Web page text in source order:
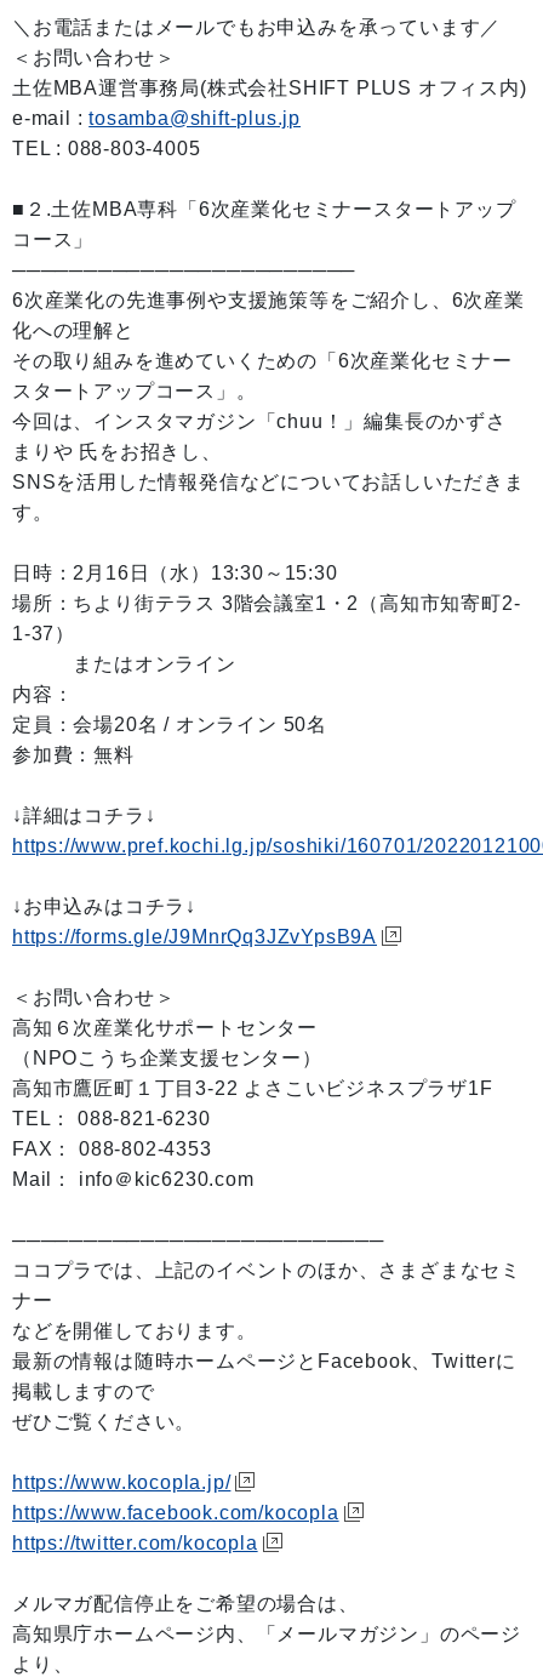
＼お電話またはメールでもお申込みを承っています／
＜お問い合わせ＞
土佐MBA運営事務局(株式会社SHIFT PLUS オフィス内)
e-mail :tosamba@shift-plus.jp
TEL : 088-803-4005
■２.土佐MBA専科「6次産業化セミナースタートアップ
コース」
────────────────────────
6次産業化の先進事例や支援施策等をご紹介し、6次産業
化への理解と
その取り組みを進めていくための「6次産業化セミナー
スタートアップコース」。
今回は、インスタマガジン「chuu！」編集長のかずさ
まりや 氏をお招きし、
SNSを活用した情報発信などについてお話しいただきま
す。
日時：2月16日（水）13:30～15:30
場所：ちより街テラス 3階会議室1・2（高知市知寄町2-
1-37）
またはオンライン
内容：
定員：会場20名 / オンライン 50名
参加費：無料
↓詳細はコチラ↓
https://www.pref.kochi.lg.jp/soshiki/160701/
↓お申込みはコチラ↓
https://forms.gle/J9MnrQq3JZvYpsB9A
＜お問い合わせ＞
高知６次産業化サポートセンター
（NPOこうち企業支援センター）
高知市鷹匠町１丁目3-22 よさこいビジネスプラザ1F
TEL： 088-821-6230
FAX： 088-802-4353
Mail： info＠kic6230.com
──────────────────────────
ココプラでは、上記のイベントのほか、さまざまなセミ
ナー
などを開催しております。
最新の情報は随時ホームページとFacebook、Twitterに
掲載しますので
ぜひご覧ください。
https://www.kocopla.jp/
https://www.facebook.com/kocopla
https://twitter.com/kocopla
メルマガ配信停止をご希望の場合は、
高知県庁ホームページ内、「メールマガジン」のページ
より、